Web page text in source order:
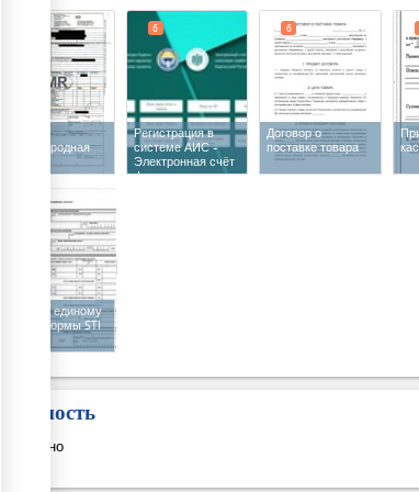
Международная
транспортная
Регистрация в
системе АИС -
Электронная счёт
фактура
6
Договор о
поставке товара
6
Отчет по единому
налогу формы STI
Стоимость
Бесплатно